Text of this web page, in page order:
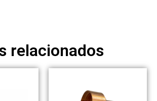
relacionados